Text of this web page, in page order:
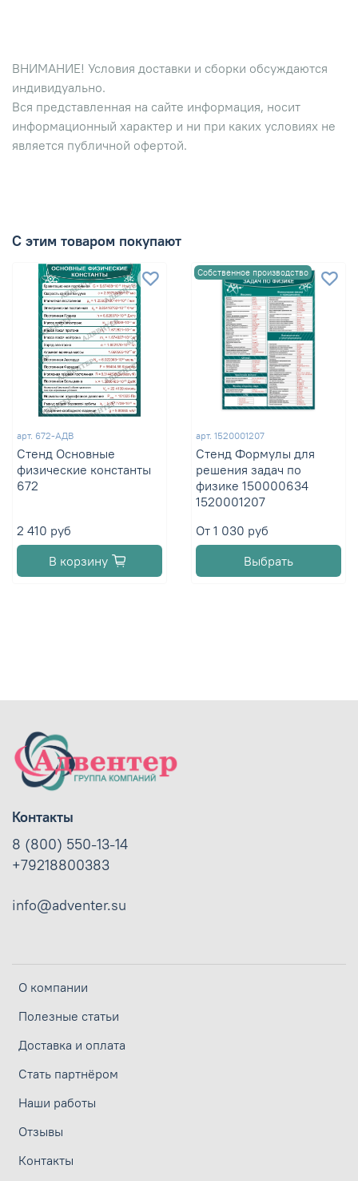
ВНИМАНИЕ! Условия доставки и сборки обсуждаются
индивидуально.
Вся представленная на сайте информация, носит
информационный характер и ни при каких условиях не
является публичной офертой.
С этим товаром покупают
арт. 672-АДВ
Стенд Основные
физические константы
672
2 410 руб
В корзину
Собственное производство
арт. 1520001207
Стенд Формулы для
решения задач по
физике 150000634
1520001207
От1 030 руб
Выбрать
О компании
Полезные статьи
Доставка и оплата
Стать партнёром
Наши работы
Отзывы
Контакты
Контакты
8 (800) 550-13-14
+79218800383
info@adventer.su